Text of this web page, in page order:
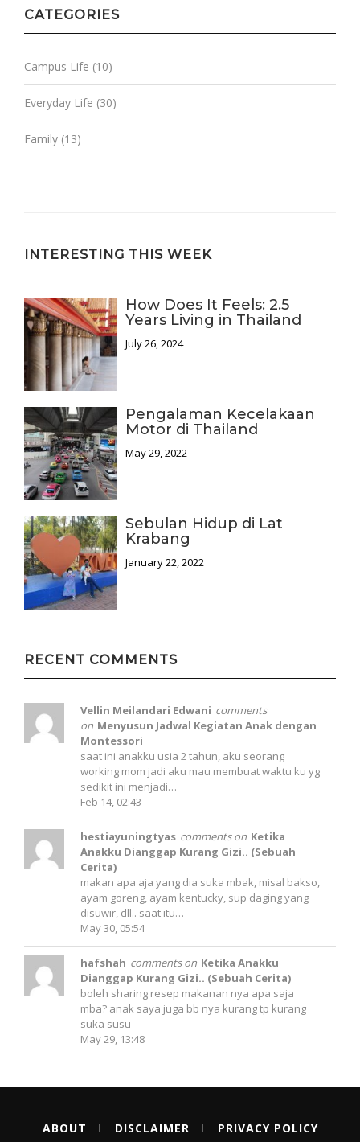
CATEGORIES
Campus Life (10)
Everyday Life (30)
Family (13)
INTERESTING THIS WEEK
How Does It Feels: 2.5
Years Living in Thailand
July 26, 2024
Pengalaman Kecelakaan
Motor di Thailand
May 29, 2022
Sebulan Hidup di Lat
Krabang
January 22, 2022
RECENT COMMENTS
Vellin Meilandari Edwani comments
on Menyusun Jadwal Kegiatan Anak dengan
Montessori
saat ini anakku usia 2 tahun, aku seorang
working mom jadi aku mau membuat waktu ku yg
sedikit ini menjadi…
Feb 14, 02:43
hestiayuningtyas comments on Ketika
Anakku Dianggap Kurang Gizi.. (Sebuah
Cerita)
makan apa aja yang dia suka mbak, misal bakso,
ayam goreng, ayam kentucky, sup daging yang
disuwir, dll.. saat itu…
May 30, 05:54
hafshah comments on Ketika Anakku
Dianggap Kurang Gizi.. (Sebuah Cerita)
boleh sharing resep makanan nya apa saja
mba? anak saya juga bb nya kurang tp kurang
suka susu
May 29, 13:48
ABOUT DISCLAIMER PRIVACY POLICY